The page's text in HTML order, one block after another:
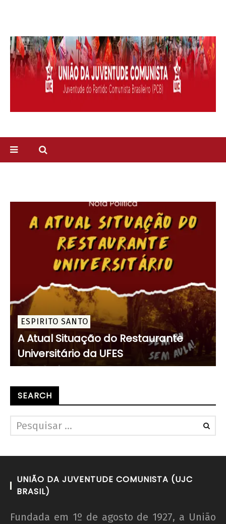
ESPIRITO SANTO
A Atual Situação do Restaurante
Universitário da UFES
SEARCH
UNIÃO DA JUVENTUDE COMUNISTA (UJC
BRASIL)
Fundada em 1º de agosto de 1927, a União